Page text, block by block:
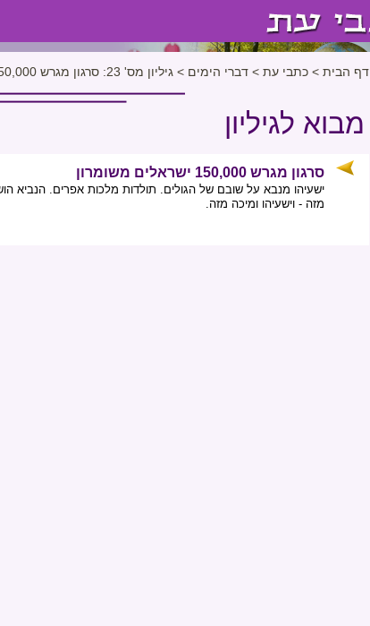
דף הבית > כתבי עת > דברי הימים > גיליון מס' 23: סרגון מגרש 150,000 ישראלים משומרון
מבוא לגיליון
סרגון מגרש 150,000 ישראלים משומרון
ישעיהו מנבא על שובם של הגולים. תולדות מלכות אפרים. הנביא
מזה - וישעיהו ומיכה מזה.